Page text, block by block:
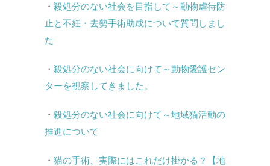
・ 殺処分のない社会を目指して～動物虐待防
止と不妊・去勢手術助成について質問しまし
た
・ 殺処分のない社会に向けて～動物愛護セン
ターを視察してきました。
・ 殺処分のない社会に向けて～地域猫活動の
推進について
・ 猫の手術、実際にはこれだけ掛かる？【地